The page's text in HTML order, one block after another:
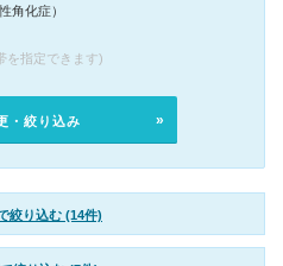
角化症）
を指定できます)
・絞り込み
絞り込む (14件)